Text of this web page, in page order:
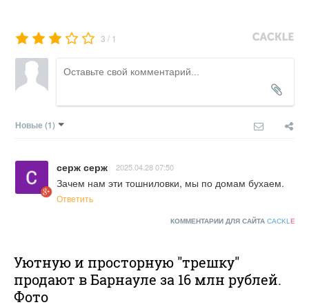
3 / 1
Новые (1)
серж серж 2025.04.28 07:50
Зачем нам эти тошниловки, мы по домам бухаем.
Ответить
КОММЕНТАРИИ ДЛЯ САЙТА CACKLE
Уютную и просторную "трешку"
продают в Барнауле за 16 млн рублей.
Фото